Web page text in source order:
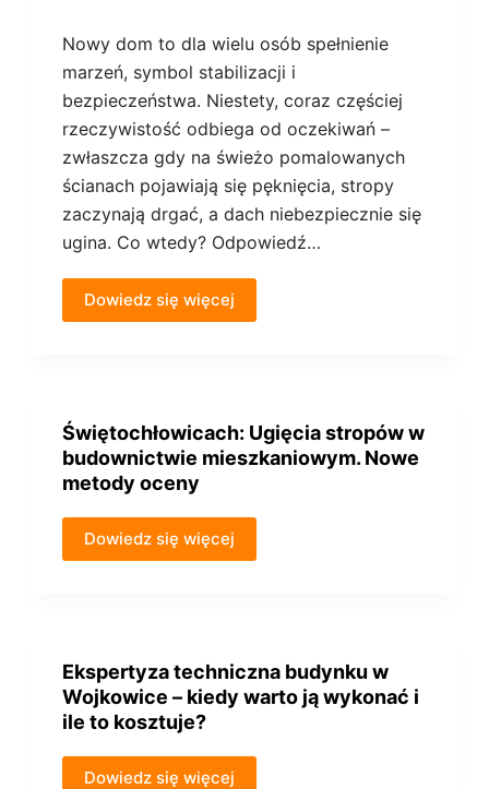
Nowy dom to dla wielu osób spełnienie
marzeń, symbol stabilizacji i
bezpieczeństwa. Niestety, coraz częściej
rzeczywistość odbiega od oczekiwań –
zwłaszcza gdy na świeżo pomalowanych
ścianach pojawiają się pęknięcia, stropy
zaczynają drgać, a dach niebezpiecznie się
ugina. Co wtedy? Odpowiedź…
Dowiedz się więcej
Świętochłowicach: Ugięcia stropów w
budownictwie mieszkaniowym. Nowe
metody oceny
Dowiedz się więcej
Ekspertyza techniczna budynku w
Wojkowice – kiedy warto ją wykonać i
ile to kosztuje?
Dowiedz się więcej